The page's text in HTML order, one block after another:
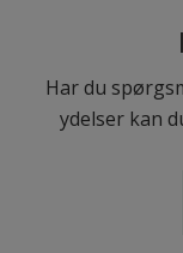
Har du
ydelser kan